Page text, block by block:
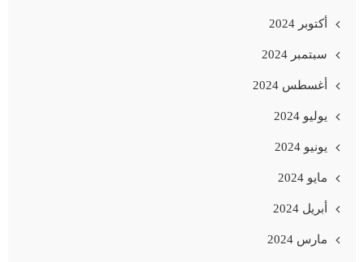
أكتوبر 2024
سبتمبر 2024
أغسطس 2024
يوليو 2024
يونيو 2024
مايو 2024
أبريل 2024
مارس 2024